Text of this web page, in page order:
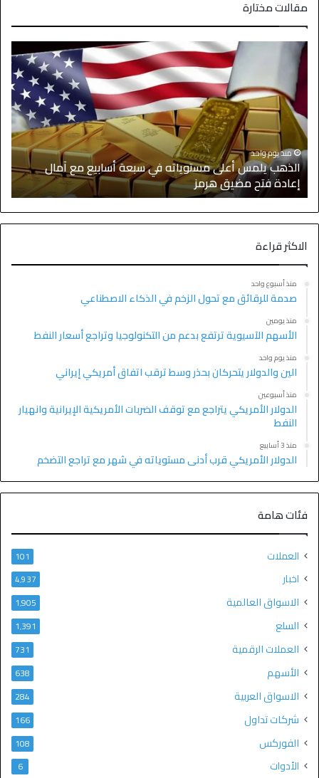
مقالات مختارة
منذ يوم واحد
الذهب يلمس أعلى مستوياته في سبعة أسابيع مع آمال
إعادة فتح مضيق هرمز
الاكثر قراءة
منذ أسبوع واحد
صدمة للرقائق مع تحول الزخم في الذكاء الاصطناعي
منذ يومين
الأسهم الآسيوية ترتفع بدعم من التكنولوجيا وتراجع أسعار النفط
منذ يوم واحد
الين والدولار يتحركان بحذر وسط ترقب اتفاق أمريكي إيراني
منذ أسبوعين
الدولار الأمريكي يتراجع مع توقف الضربات الأمريكية الإيرانية وانهيار
النفط
منذ 3 أسابيع
الدولار الأمريكي قرب أدنى مستوياته في شهر مع تراجع التضخم
فئات هامة
العملات 101
اخبار 4٬937
الاسواق العالمية 1٬905
السلع 1٬391
العملات الرقمية 731
الأسهم 638
الاسواق العربية 284
شركات تداول 166
الفوركس 108
الأدوات 6